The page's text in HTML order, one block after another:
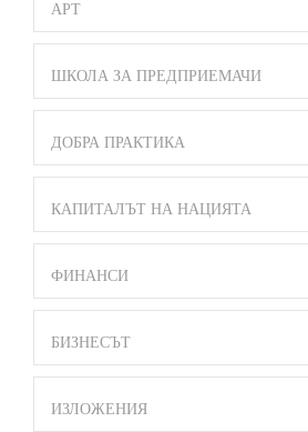
АРТ
ШКОЛА ЗА ПРЕДПРИЕМАЧИ
ДОБРА ПРАКТИКА
КАПИТАЛЪТ НА НАЦИЯТА
ФИНАНСИ
БИЗНЕСЪТ
ИЗЛОЖЕНИЯ